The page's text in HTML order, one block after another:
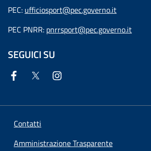
PEC: ufficiosport@pec.governo.it
PEC PNRR: pnrrsport@pec.governo.it
SEGUICI SU
Contatti
Amministrazione Trasparente